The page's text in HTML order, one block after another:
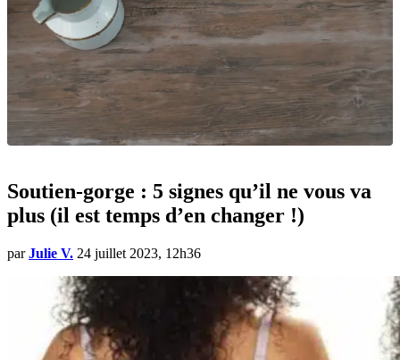
Soutien-gorge : 5 signes qu’il ne vous va
plus (il est temps d’en changer !)
par Julie V. 24 juillet 2023, 12h36